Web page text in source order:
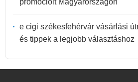
promócióit Magyarországon
e cigi székesfehérvár vásárlási
és tippek a legjobb választáshoz